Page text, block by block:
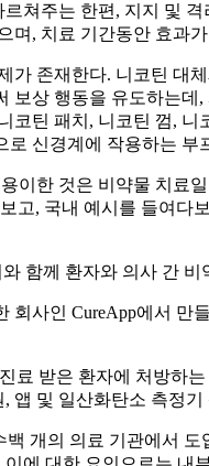
쳐주는 한편, 지지 및
며, 치료 기간동안 효과
가 존재한다. 니코틴 대
보상 행동을 유도하는
코틴 패치, 니코틴 껌,
로 신경계에 작용하는
이한 것은 비약물 치료
고, 국내 예시를 들여다
와 함께 환자와 의사 간
회사인 CureApp에서
료 받은 환자에 처방하
앱 및 일산화탄소 측정
백 개의 의료 기관에서